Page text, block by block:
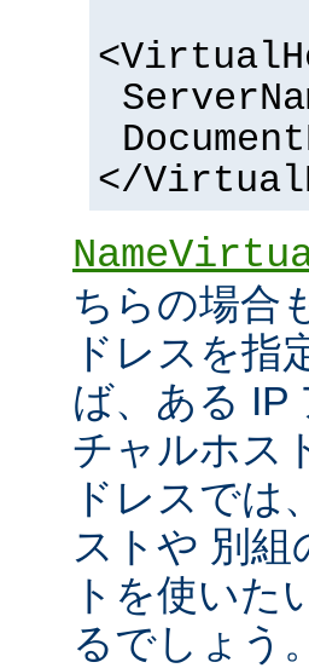
</
ちらの場合
ドレスを指
ば、ある IP
チャルホス
ドレスでは
ストや 別
トを使いた
るでしょう。